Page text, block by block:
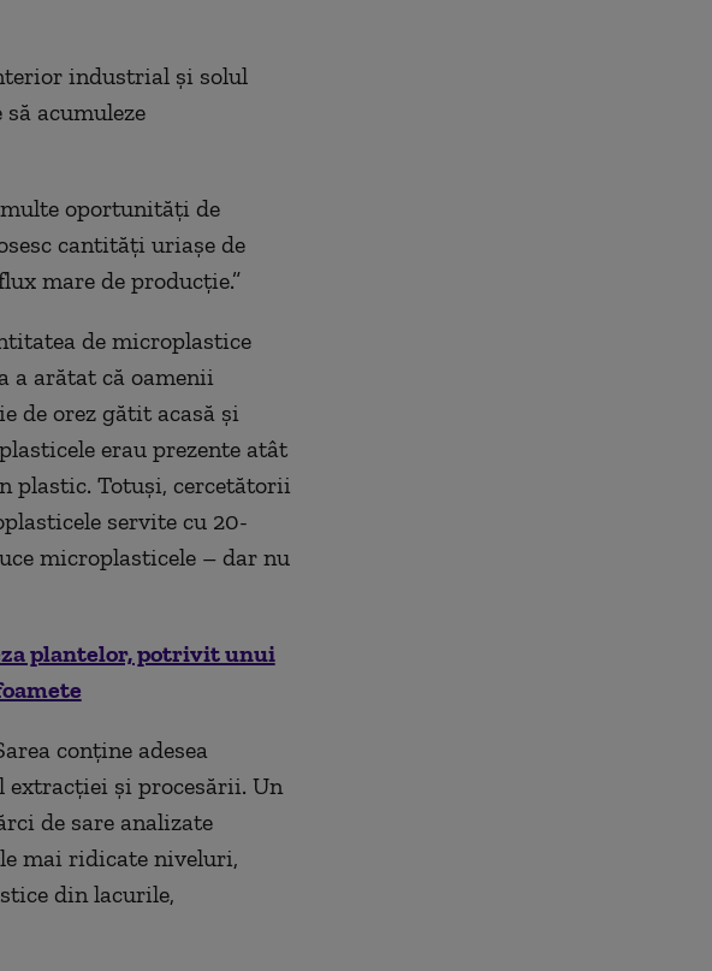
industrial și solul
acumuleze
oportunități de
cantități uriașe de
mare de producție.”
de microplastice
a arătat că oamenii
de orez gătit acasă și
erau prezente atât
plastic. Totuși, cercetătorii
servite cu 20-
microplasticele – dar nu
plantelor, potrivit unui
conține adesea
și procesării. Un
de sare analizate
mai ridicate niveluri,
din lacurile,